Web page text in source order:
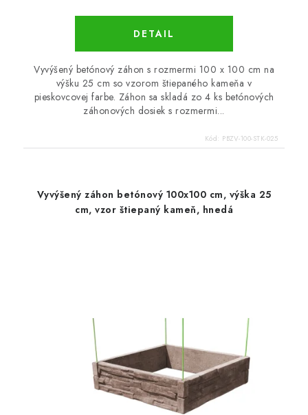
DETAIL
Vyvýšený betónový záhon s rozmermi 100 x 100 cm na
výšku 25 cm so vzorom štiepaného kameňa v
pieskovcovej farbe. Záhon sa skladá zo 4 ks betónových
záhonových dosiek s rozmermi...
Kód: PBZV-100-STK-025
Vyvýšený záhon betónový 100x100 cm, výška 25
cm, vzor štiepaný kameň, hnedá